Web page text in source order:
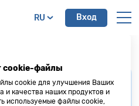
RU Вход
Ürdid
наших партнеров,
карту Placet
cookie-файлы
cookie для улучшения Ваших
и качества наших продуктов и
используемые файлы cookie,